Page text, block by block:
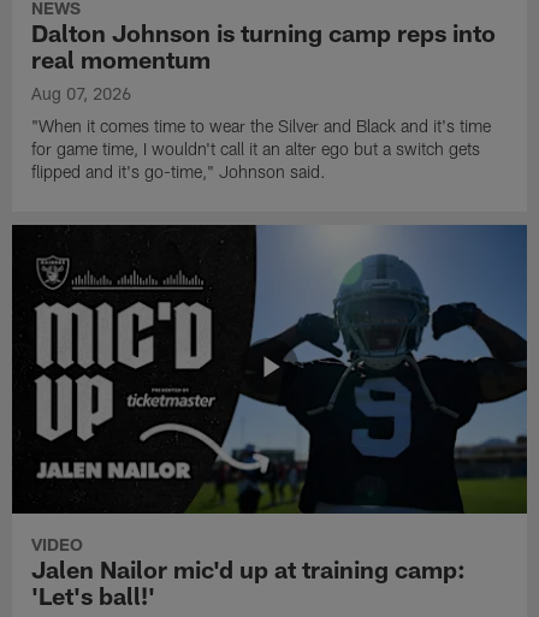
NEWS
Dalton Johnson is turning camp reps into
real momentum
Aug 07, 2026
"When it comes time to wear the Silver and Black and it's time
for game time, I wouldn't call it an alter ego but a switch gets
flipped and it's go-time," Johnson said.
VIDEO
Jalen Nailor mic'd up at training camp:
'Let's ball!'